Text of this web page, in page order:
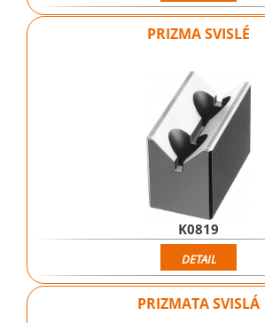
PRIZMA SVISLÉ
K0819
DETAIL
PRIZMATA SVISLÁ